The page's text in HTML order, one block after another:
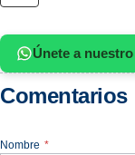
Únete a
Comentarios
Nombre *